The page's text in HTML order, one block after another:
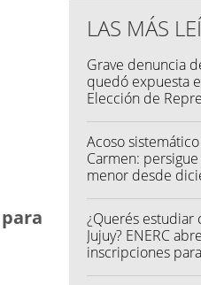
LAS MÁS
Grave denuncia
quedó expuesta
Elección de
Acoso
Carmen:
menor desde
¿Querés estudiar
Jujuy? ENERC
inscripciones